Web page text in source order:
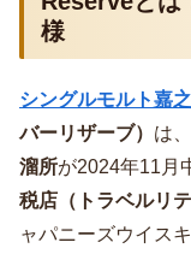
様
シングルモルト嘉
バーリザーブ） は
溜所が2024年11月
税店（トラベルリ
ャパニーズウイスキ